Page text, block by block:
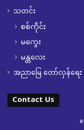
သတင်း
စစ်ကိုင်း
မကွေး
မန္တလေး
အညာမြေ တော်လှန်ရေး
Contact Us